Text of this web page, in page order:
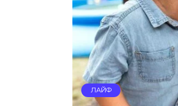
ЛАЙФ